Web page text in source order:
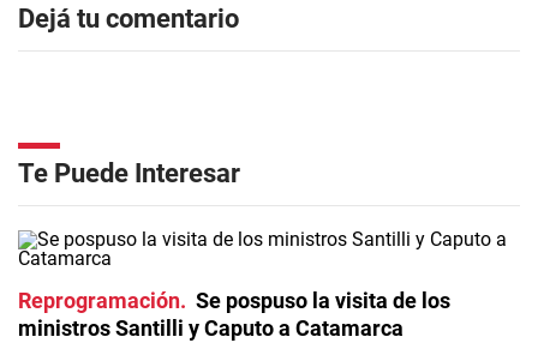
Dejá tu comentario
Te Puede Interesar
Reprogramación
Se pospuso la visita de los
ministros Santilli y Caputo a Catamarca